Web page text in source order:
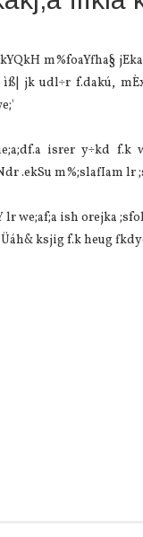
m%foaYfha§
jk udl÷r f.dakú,
isrer y÷kd f.k
.ekSu m%;sla‍fIam lr
we;af;a ish orejka
ksjig f.k heug